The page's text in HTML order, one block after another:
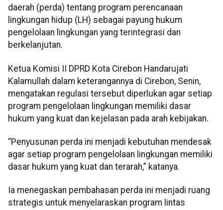
daerah (perda) tentang program perencanaan
lingkungan hidup (LH) sebagai payung hukum
pengelolaan lingkungan yang terintegrasi dan
berkelanjutan.
Ketua Komisi II DPRD Kota Cirebon Handarujati
Kalamullah dalam keterangannya di Cirebon, Senin,
mengatakan regulasi tersebut diperlukan agar setiap
program pengelolaan lingkungan memiliki dasar
hukum yang kuat dan kejelasan pada arah kebijakan.
“Penyusunan perda ini menjadi kebutuhan mendesak
agar setiap program pengelolaan lingkungan memiliki
dasar hukum yang kuat dan terarah,” katanya.
Ia menegaskan pembahasan perda ini menjadi ruang
strategis untuk menyelaraskan program lintas